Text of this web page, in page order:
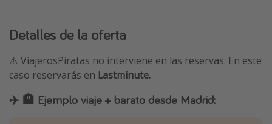
Detalles de la oferta
⚠️ ViajerosPiratas no interviene en las reservas. En este
caso reservarás en Lastminute.
✈️ 🏨 Ejemplo viaje + barato desde Madrid: